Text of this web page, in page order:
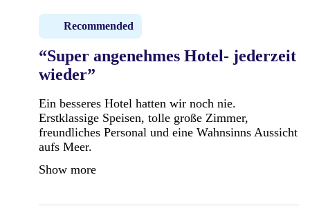
Recommended
“Super angenehmes Hotel- jederzeit
wieder”
Ein besseres Hotel hatten wir noch nie.
Erstklassige Speisen, tolle große Zimmer,
freundliches Personal und eine Wahnsinns Aussicht
aufs Meer.
Show more